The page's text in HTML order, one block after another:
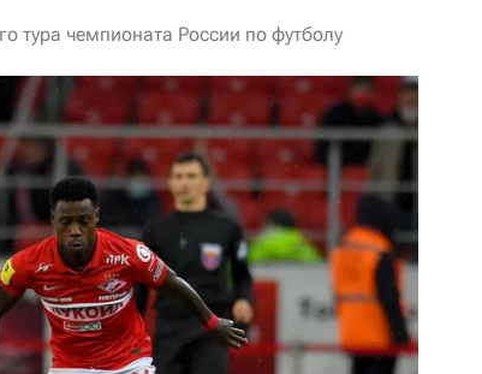
тура чемпионата России по футболу